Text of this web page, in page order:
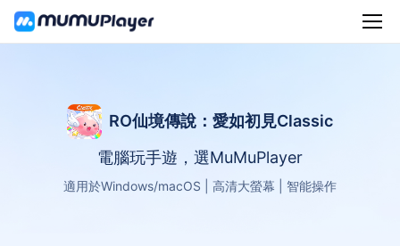
RO仙境傳說：愛如初見Classic
電腦玩手遊，選MuMuPlayer
適用於Windows/macOS | 高清大螢幕 | 智能操作